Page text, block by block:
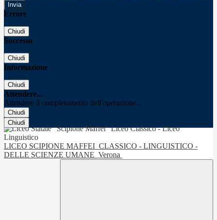
Errore
Chiudi
Successo
Chiudi
Informazione
Chiudi
Attendere...
Attendere il completamento dell'operazione...
Chiudi
Chiudi
LICEO SCIPIONE MAFFEI CLASSICO - LINGUISTICO -
DELLE SCIENZE UMANE Verona